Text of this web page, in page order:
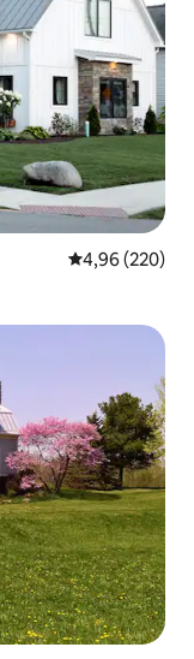
4,96 (220)